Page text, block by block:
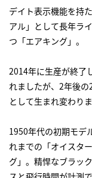
デイト表示機能を持
アル」として長年ラ
つ「エアキング」。
2014年に生産が終了
れましたが、2年後の
として生まれ変わりま
1950年代の初期モデ
れまでの「オイスタ
グ」。精悍なブラッ